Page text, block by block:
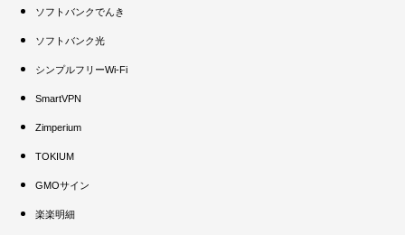
ソフトバンクでんき
ソフトバンク光
シンプルフリーWi-Fi
SmartVPN
Zimperium
TOKIUM
GMOサイン
楽楽明細